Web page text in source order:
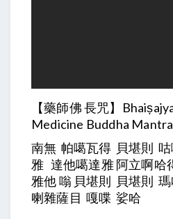
【藥師佛 長咒】
Medicine Buddha Mantra
南無 帕噶瓦得 貝堪則
雅 達他噶達雅 阿立啊哈
雅他 嗡 貝堪則 貝堪則
喇雜薩目 嘎喋 娑哈